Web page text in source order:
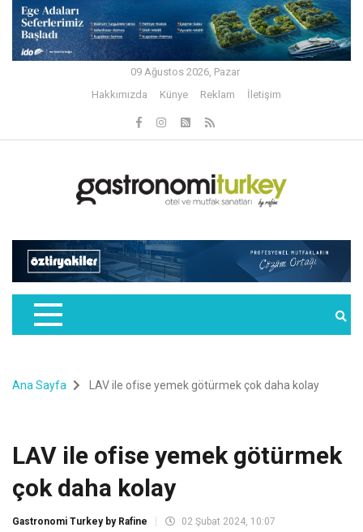
09 Ağustos 2026, Pazar
Hakkımızda
Künye Reklam İletişim
Ana Sayfa LAV ile ofise yemek götürmek çok daha kolay
LAV ile ofise yemek götürmek
çok daha kolay
Gastronomi Turkey by Rafine 02 Şubat 2024, 10:07